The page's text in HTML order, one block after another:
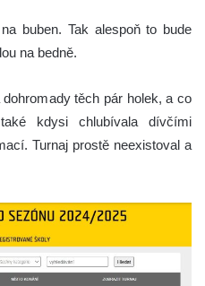
buben. Tak alespoň to bude
na bedně.
těch pár holek, a co
kdysi chlubívala dívčími
Turnaj prostě neexistoval a